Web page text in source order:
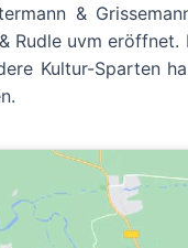
&
Rudle uvm
Kultur-Sparten